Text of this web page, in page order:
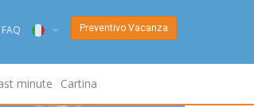
FAQ
ENG
Preventivo Vacanza
minute Cartina